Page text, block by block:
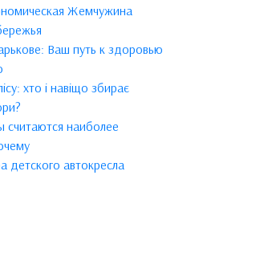
Жемчужина
Ваш путь к здоровью
хто і навіщо збирає
считаются наиболее
детского автокресла